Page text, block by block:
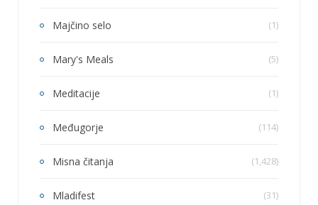
Majčino selo (1)
Mary's Meals (5)
Meditacije (1)
Međugorje (114)
Misna čitanja (1,428)
Mladifest (31)